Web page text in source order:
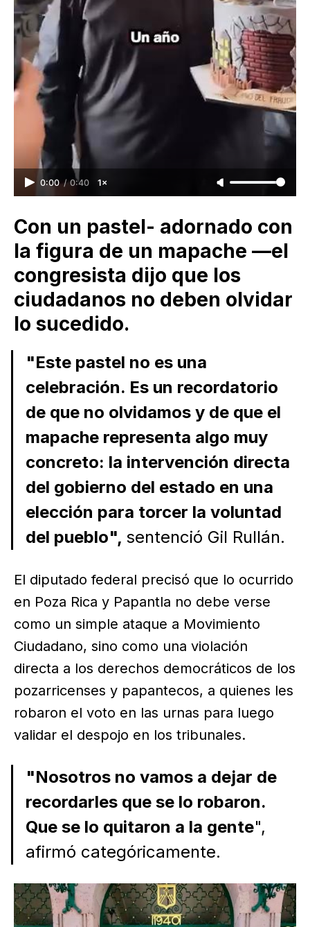
0:00 / 0:40 1×
Con un pastel- adornado con
la figura de un mapache —el
congresista dijo que los
ciudadanos no deben olvidar
lo sucedido.
"Este pastel no es una
celebración. Es un recordatorio
de que no olvidamos y de que el
mapache representa algo muy
concreto: la intervención directa
del gobierno del estado en una
elección para torcer la voluntad
del pueblo", sentenció Gil Rullán.
El diputado federal precisó que lo ocurrido
en Poza Rica y Papantla no debe verse
como un simple ataque a Movimiento
Ciudadano, sino como una violación
directa a los derechos democráticos de los
pozarricenses y papantecos, a quienes les
robaron el voto en las urnas para luego
validar el despojo en los tribunales.
"Nosotros no vamos a dejar de
recordarles que se lo robaron.
Que se lo quitaron a la gente",
afirmó categóricamente.